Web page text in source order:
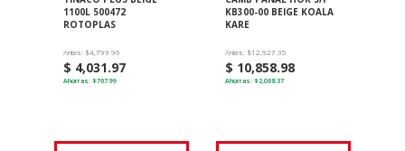
1100L 500472
ROTOPLAS
Antes: $4,799.96
$ 4,031.97
Ahorras: $767.99
KB300-00 BEIGE KOALA
KARE
Antes: $12,927.35
$ 10,858.98
Ahorras: $2,068.37